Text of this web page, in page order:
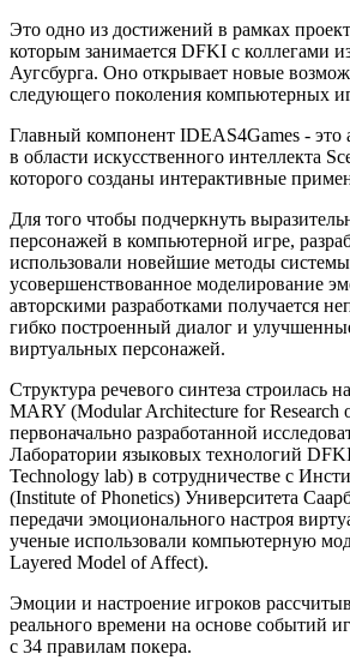
Это одно из достижений в рамках
которым занимается DFKI с коллегами
Аугсбурга. Оно открывает новые
следующего поколения компьютерных
Главный компонент IDEAS4Games - это
в области искусственного интеллекта
которого созданы интерактивные
Для того чтобы подчеркнуть
персонажей в компьютерной игре,
использовали новейшие методы системы
усовершенствованное моделирование
авторскими разработками получается
гибко построенный диалог и
виртуальных персонажей.
Структура речевого синтеза строилась
MARY (Modular Architecture for Research
первоначально разработанной
Лаборатории языковых технологий
Technology lab) в сотрудничестве с
(Institute of Phonetics) Университета
передачи эмоционального настроя
ученые использовали компьютерную
Layered Model of Affect).
Эмоции и настроение игроков
реального времени на основе событий
с 34 правилам покера.